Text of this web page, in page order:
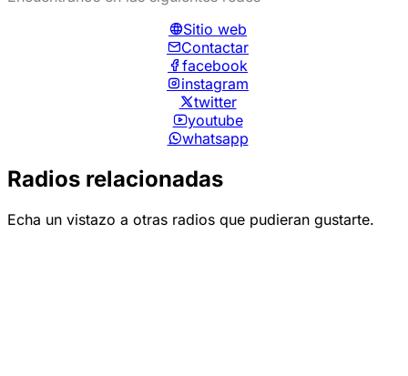
Sitio web
Contactar
facebook
instagram
twitter
youtube
whatsapp
Radios relacionadas
Echa un vistazo a otras radios que pudieran gustarte.